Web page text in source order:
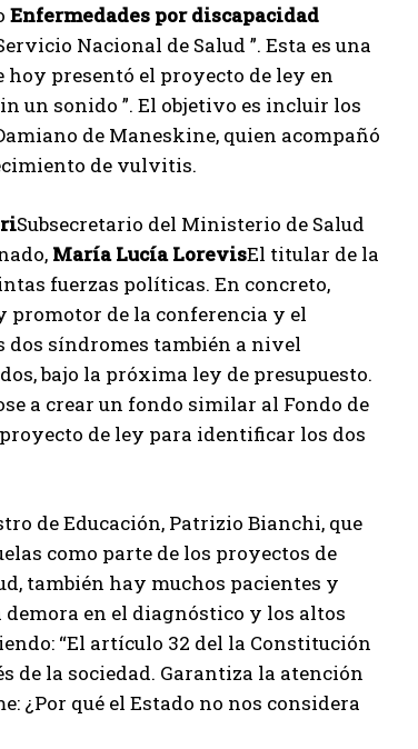
Enfermedades por discapacidad
Nacional de Salud ”. Esta es una
presentó el proyecto de ley en
un sonido ”. El objetivo es incluir los
de Maneskine, quien acompañó
de vulvitis.
Subsecretario del Ministerio de Salud
María Lucía LorevisEl titular de la
fuerzas políticas. En concreto,
promotor de la conferencia y el
dos síndromes también a nivel
bajo la próxima ley de presupuesto.
a crear un fondo similar al Fondo de
de ley para identificar los dos
de Educación, Patrizio Bianchi, que
como parte de los proyectos de
también hay muchos pacientes y
en el diagnóstico y los altos
“El artículo 32 del la Constitución
de la sociedad. Garantiza la atención
¿Por qué el Estado no nos considera